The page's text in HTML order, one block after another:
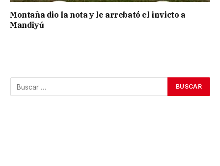
Montaña dio la nota y le arrebató el invicto a
Mandiyú